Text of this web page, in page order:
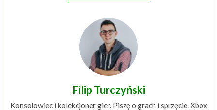
Filip Turczyński
Konsolowiec i kolekcjoner gier. Piszę o grach i sprzęcie. Xbox